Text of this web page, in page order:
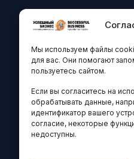
Мы используем файлы
для вас. Они помогают
пользуетесь сайтом.
Если вы согласитесь на
обрабатывать данные,
идентификатор вашего
согласие, некоторые
недоступны.
ТЕХНОЛОГИИ
ИННОВАЦИИ
Стартапы и исследования
Цифровая экономика
Остальные новости
ДЕЛОВОЕ